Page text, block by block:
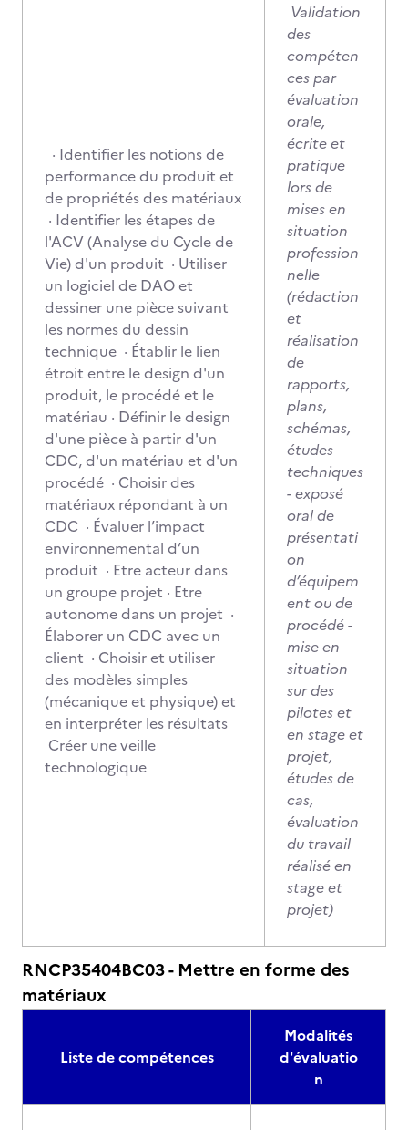
· Identifier les notions de
performance du produit et
de propriétés des matériaux
· Identifier les étapes de
l'ACV (Analyse du Cycle de
Vie) d'un produit · Utiliser
un logiciel de DAO et
dessiner une pièce suivant
les normes du dessin
technique · Établir le lien
étroit entre le design d'un
produit, le procédé et le
matériau · Définir le design
d'une pièce à partir d'un
CDC, d'un matériau et d'un
procédé · Choisir des
matériaux répondant à un
CDC · Évaluer l’impact
environnemental d’un
produit · Etre acteur dans
un groupe projet · Etre
autonome dans un projet ·
Élaborer un CDC avec un
client · Choisir et utiliser
des modèles simples
(mécanique et physique) et
en interpréter les résultats
Créer une veille
technologique
Validation
des
compéten
ces par
évaluation
orale,
écrite et
pratique
lors de
mises en
situation
profession
nelle
(rédaction
et
réalisation
de
rapports,
plans,
schémas,
études
techniques
- exposé
oral de
présentati
on
d’équipem
ent ou de
procédé -
mise en
situation
sur des
pilotes et
en stage et
projet,
études de
cas,
évaluation
du travail
réalisé en
stage et
projet)
RNCP35404BC03 - Mettre en forme des
matériaux
Liste de compétences
Modalités
d'évaluatio
n